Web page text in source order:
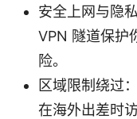
安全上网与隐
VPN 隧道保护
险。
区域限制绕过
在海外出差时